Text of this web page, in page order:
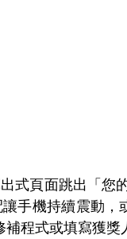
式頁面跳出「您
手機持續震動，
程式或填寫獲獎